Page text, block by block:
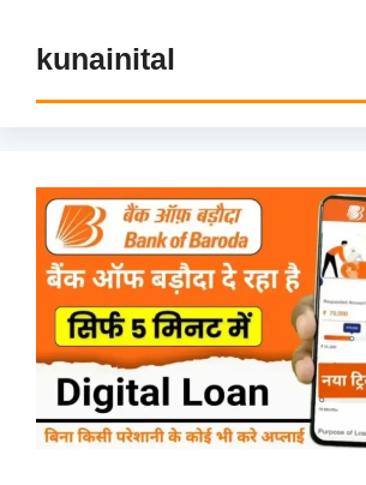
contentkunainital